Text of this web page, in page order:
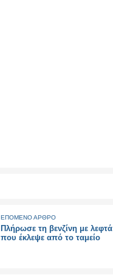
ΕΠΟΜΕΝΟ ΑΡΘΡΟ
Πλήρωσε τη βενζίνη με λεφτά
που έκλεψε από το ταμείο